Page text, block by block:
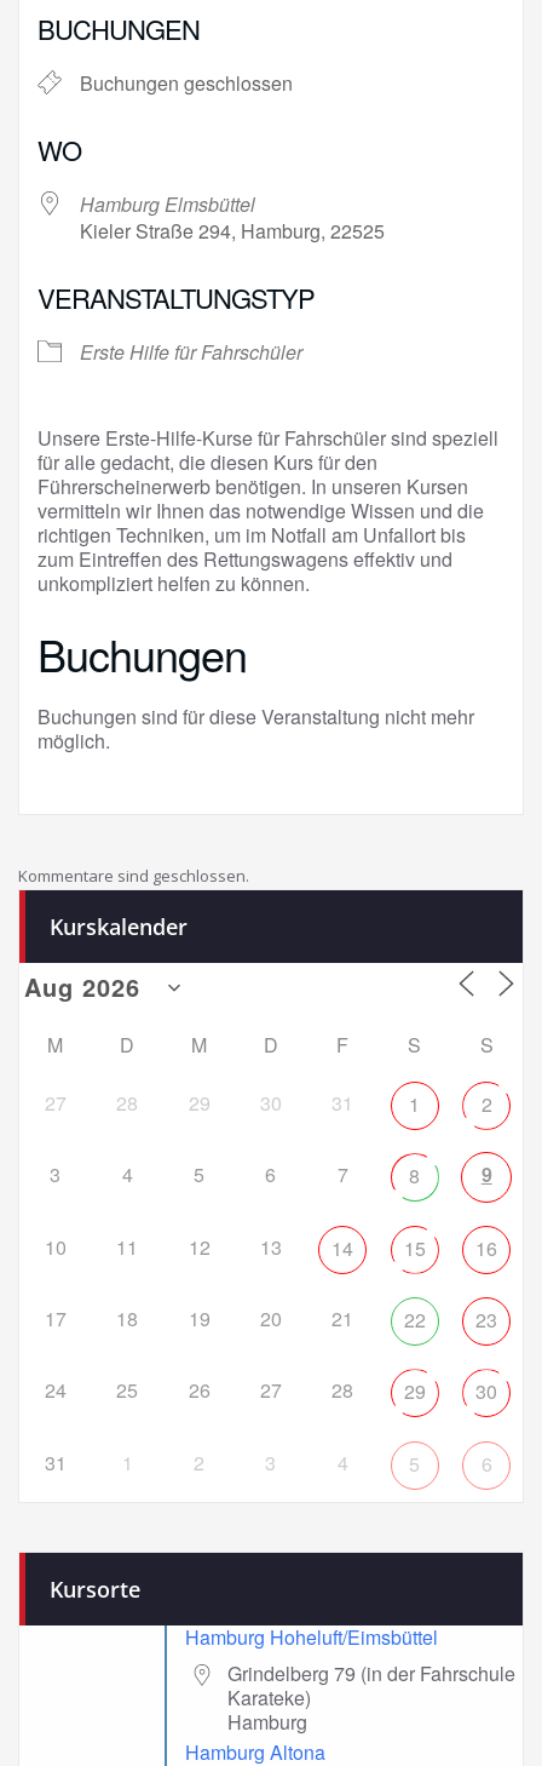
BUCHUNGEN
Buchungen geschlossen
WO
Hamburg Elmsbüttel
Kieler Straße 294, Hamburg, 22525
VERANSTALTUNGSTYP
Erste Hilfe für Fahrschüler
Unsere Erste-Hilfe-Kurse für Fahrschüler sind speziell
für alle gedacht, die diesen Kurs für den
Führerscheinerwerb benötigen. In unseren Kursen
vermitteln wir Ihnen das notwendige Wissen und die
richtigen Techniken, um im Notfall am Unfallort bis
zum Eintreffen des Rettungswagens effektiv und
unkompliziert helfen zu können.
Buchungen
Buchungen sind für diese Veranstaltung nicht mehr
möglich.
Kommentare sind geschlossen.
Kurskalender
M D M D F S S
27 28 29 30 31 1 2
3 4 5 6 7 8 9
10 11 12 13 14 15 16
17 18 19 20 21 22 23
24 25 26 27 28 29 30
31 1 2 3 4 5 6
Kursorte
Hamburg Hoheluft/Eimsbüttel
Grindelberg 79 (in der Fahrschule
Karateke)
Hamburg
Hamburg Altona